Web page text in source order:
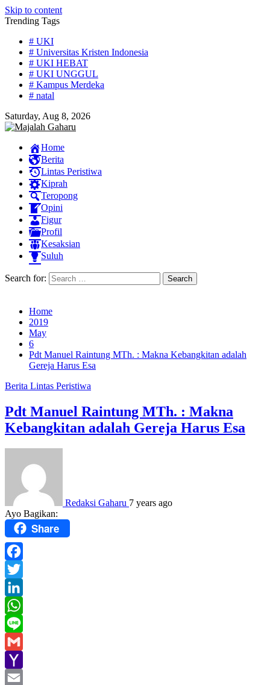
Skip to content
Trending Tags
# UKI
# Universitas Kristen Indonesia
# UKI HEBAT
# UKI UNGGUL
# Kampus Merdeka
# natal
Saturday, Aug 8, 2026
Home
Berita
Lintas Peristiwa
Kiprah
Teropong
Opini
Figur
Profil
Kesaksian
Suluh
Search for:
Home
2019
May
6
Pdt Manuel Raintung MTh. : Makna Kebangkitan adalah
Gereja Harus Esa
Berita Lintas Peristiwa
Pdt Manuel Raintung MTh. : Makna
Kebangkitan adalah Gereja Harus Esa
Redaksi Gaharu 7 years ago
Ayo Bagikan:
Share
Facebook
Twitter
LinkedIn
WhatsApp
Line
Gmail
Yahoo